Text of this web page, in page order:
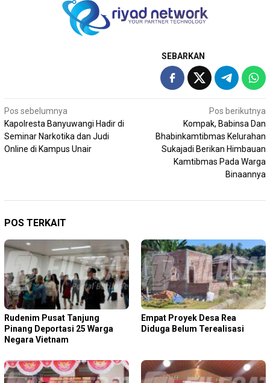
SEBARKAN
Navigasi
pos
Pos sebelumnya
Kapolresta Banyuwangi Hadir di
Seminar Narkotika dan Judi
Online di Kampus Unair
Pos berikutnya
Kompak, Babinsa Dan
Bhabinkamtibmas Kelurahan
Sukajadi Berikan Himbauan
Kamtibmas Pada Warga
Binaannya
POS TERKAIT
Rudenim Pusat Tanjung
Pinang Deportasi 25 Warga
Negara Vietnam
Empat Proyek Desa Rea
Diduga Belum Terealisasi